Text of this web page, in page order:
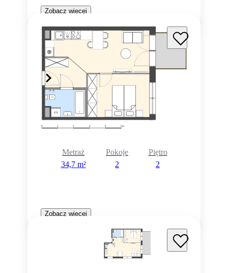
Zobacz więcej
Metraż
34,7 m²
Pokoje
2
Piętro
2
Zobacz więcej